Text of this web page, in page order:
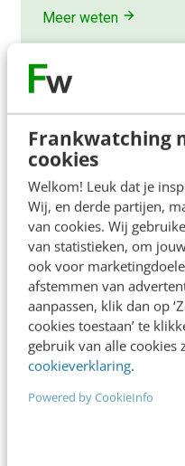
Frankwatching
cookies
Welkom! Leuk dat je
Wij, en derde partijen,
van cookies. Wij
van statistieken, om
ook voor
afstemmen van
aanpassen, klik dan op
cookies toestaan’ te
gebruik van alle cookies
cookieverklaring.
Powered by CookieInfo
Meer weten
Contact
+31 30 200 1045
Tarieven
Meer contactopties
Frankwatching